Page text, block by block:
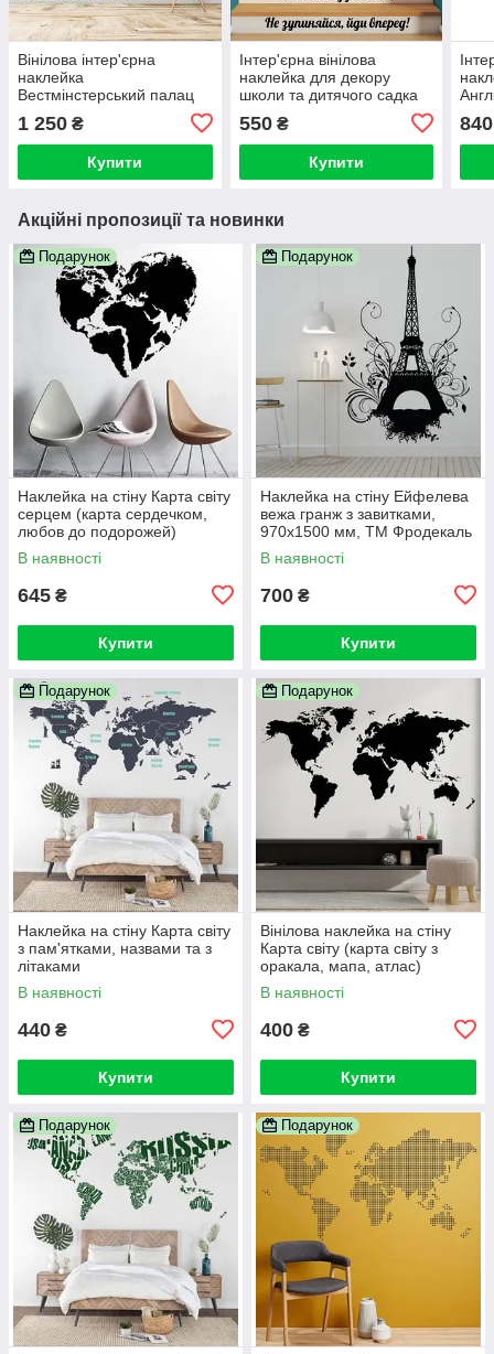
Вінілова інтер'єрна
наклейка
Вестмінстерський палац
англійської мови, школа
англійської)
1 250 ₴
Купити
Інтер'єрна вінілова
наклейка для декору
школи та дитячого садка
"Мотиваційні сходи" без
фону 12 шт по 8 см у
висоту
550₴
Купити
840
Акційні пропозиції та новинки
Подарунок
Наклейка на стіну Карта світу
серцем (карта сердечком,
любов до подорожей)
В наявності
645 ₴
Купити
Подарунок
Наклейка на стіну Ейфелева
вежа гранж з завитками,
970х1500 мм, ТМ Фродекаль
В наявності
700 ₴
Купити
Подарунок
Наклейка на стіну Карта світу
з пам'ятками, назвами та з
літаками
В наявності
440 ₴
Купити
Подарунок
Вінілова наклейка на стіну
Карта світу (карта світу з
оракала, мапа, атлас)
В наявності
400 ₴
Купити
Подарунок Подарунок